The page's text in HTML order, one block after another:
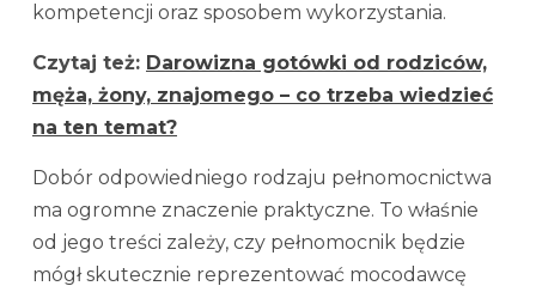
kompetencji oraz sposobem wykorzystania.
Czytaj też: Darowizna gotówki od rodziców,
męża, żony, znajomego – co trzeba wiedzieć
na ten temat?
Dobór odpowiedniego rodzaju pełnomocnictwa
ma ogromne znaczenie praktyczne. To właśnie
od jego treści zależy, czy pełnomocnik będzie
mógł skutecznie reprezentować mocodawcę